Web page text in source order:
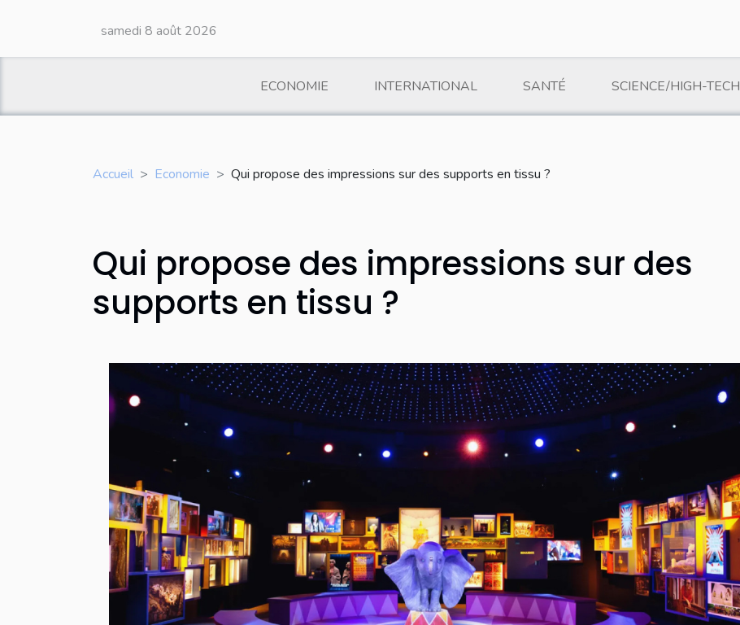
samedi 8 août 2026
ECONOMIE INTERNATIONAL SANTÉ SCIENCE/HIGH-TECH
Accueil Economie Qui propose des impressions sur des supports en tissu ?
Qui propose des impressions sur des
supports en tissu ?